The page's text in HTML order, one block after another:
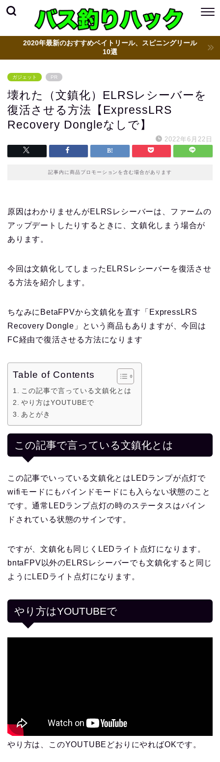
2020年最新のおすすめベイトリール、スピニングリール
10選
ガジェット PR
壊れた（文鎮化）ELRSレシーバーを
復活させる方法【ExpressLRS
Recovery Dongleなしで】
2022年6月22日
記事内に商品プロモーションを含む場合があります
原因はわかりませんがELRSレシーバーは、ファームの
アップデートしたりするときに、文鎮化しまう場合が
あります。
今回は文鎮化してしまったELRSレシーバーを復活させ
る方法を紹介します。
ちなみにBetaFPVから文鎮化を直す「ExpressLRS
Recovery Dongle」という商品もありますが、今回は
FC経由で復活させる方法になります
Table of Contents
この記事で言っている文鎮化とは
やり方はYOUTUBEで
あとがき
この記事で言っている文鎮化とは
この記事でいっている文鎮化とはLEDランプが点灯で
wifiモードにもバインドモードにも入らない状態のこと
です。通常LEDランプ点灯の時のステータスはバイン
ドされている状態のサインです。
ですが、文鎮化も同じくLEDライト点灯になります。
bntaFPV以外のELRSレシーバーでも文鎮化すると同じ
ようにLEDライト点灯になります。
やり方はYOUTUBEで
やり方は、このYOUTUBEどおりにやればOKです。